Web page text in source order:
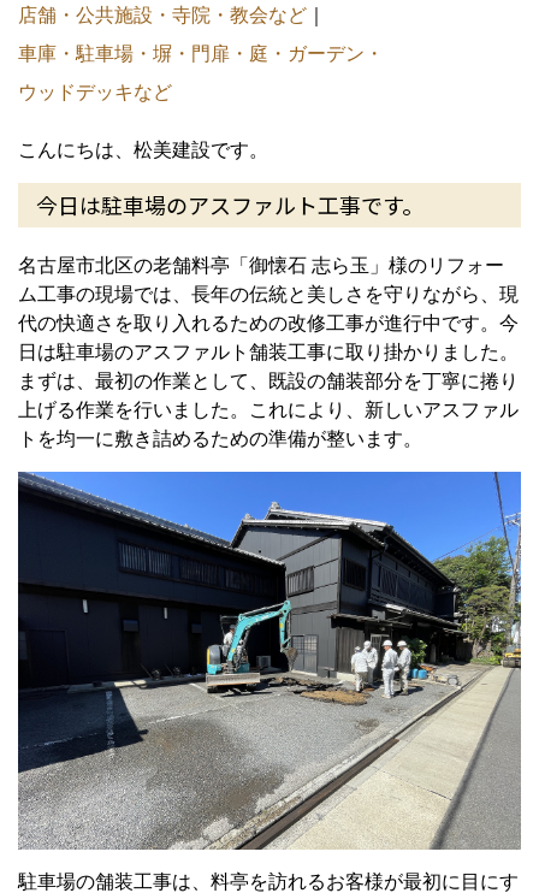
店舗・公共施設・寺院・教会など
車庫・駐車場・塀・門扉・庭・ガーデン・
ウッドデッキなど
こんにちは、松美建設です。
今日は駐車場のアスファルト工事です。
名古屋市北区の老舗料亭「御懐石 志ら玉」様のリフォー
ム工事の現場では、長年の伝統と美しさを守りながら、現
代の快適さを取り入れるための改修工事が進行中です。今
日は駐車場のアスファルト舗装工事に取り掛かりました。
まずは、最初の作業として、既設の舗装部分を丁寧に捲り
上げる作業を行いました。これにより、新しいアスファル
トを均一に敷き詰めるための準備が整います。
駐車場の舗装工事は、料亭を訪れるお客様が最初に目にす